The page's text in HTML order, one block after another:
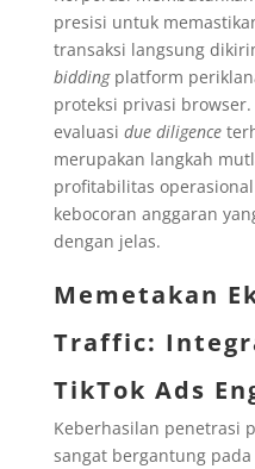
presisi untuk
transaksi langsung
biddingplatform
proteksi privasi
evaluasi due diligence
merupakan langkah
profitabilitas
kebocoran anggaran
dengan jelas.
Memetakan
Traffic:
TikTok Ads
Keberhasilan penetrasi
sangat bergantung